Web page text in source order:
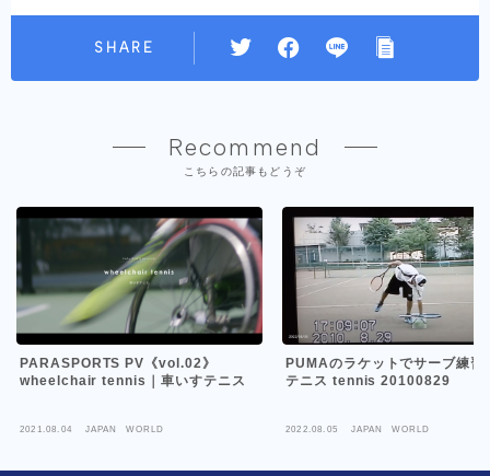
SHARE
Recommend
こちらの記事もどうぞ
PARASPORTS PV《vol.02》
wheelchair tennis｜車いすテニス
2021.08.04 JAPAN WORLD
PUMAのラケットでサーブ練習
テニス tennis 20100829
2022.08.05 JAPAN WORLD